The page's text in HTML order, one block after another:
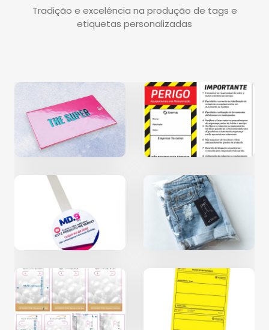
Tradição e excelência na produção de tags e
etiquetas personalizadas